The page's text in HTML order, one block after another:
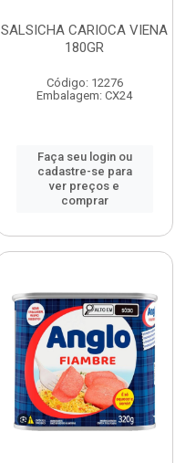
SALSICHA CARIOCA VIENA
180GR
Código: 12276
Embalagem: CX24
Faça seu login ou
cadastre-se para
ver preços e
comprar